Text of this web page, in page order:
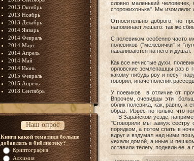
2013 Октябрь
2013 Ноябрь
2013 Декабрь
2014 Январь
2014 Февраль
2014 Март
2014 Апрель
2014 Май
2014 Июнь
2015 Февраль
2015 Апрель
2018 Сентябрь
Наш опрос
Книги какой тематики больше
добавлять в библиотеку?
Криптография
Алхимия
словно маленький
сторожихонька". Мы изомлели:
Относительно доброго, но
напоминает лешего: так же
С полевиком особенно часто
полевиков ("межевички" и
наваливаются на него и душат.
Как все нечистые духи,
орловские землепашцы раз в
какому-нибудь рву и несут
говорил, иначе поленик
У поевиков в отличие от
Впрочем, очевидцы эти
облик полевика, как, равно, и
образ. Известно только, что
В Зарайском уезде,
"Сговорили мы замуж сестру
порядком, а потом спать в
вдруг и вздумал над ними
уехали домой, а иные и
оставили телегу, подняли ее,